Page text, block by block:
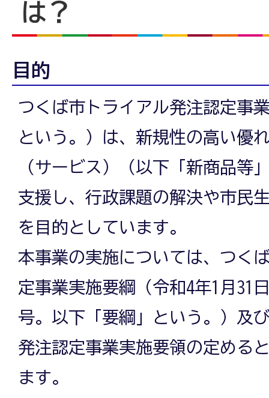
は？
目的
つくば市トライアル発注認定事
という。）は、新規性の高い優
（サービス）（以下「新商品等
支援し、行政課題の解決や市民
を目的としています。
本事業の実施については、つく
定事業実施要綱（令和4年1月31
号。以下「要綱」という。）及
発注認定事業実施要領の定める
ます。